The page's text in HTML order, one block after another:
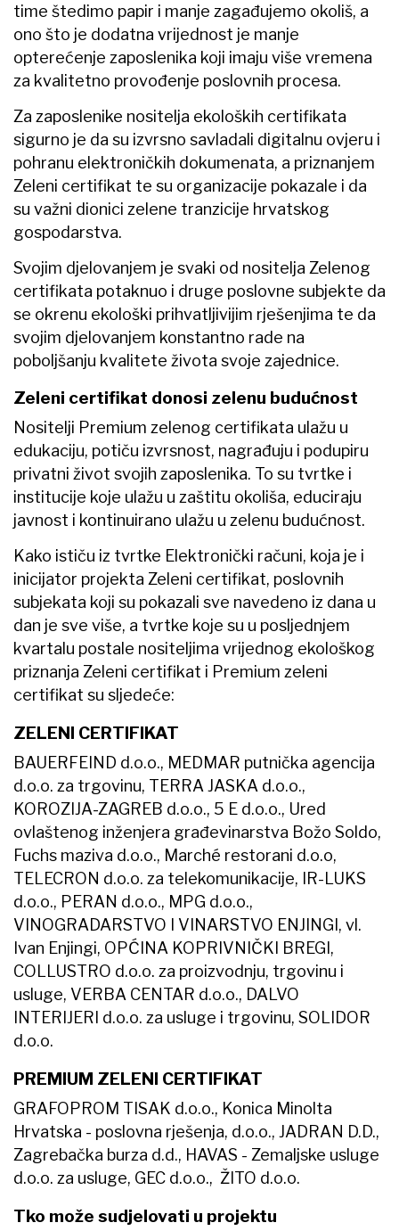
time štedimo papir i manje zagađujemo okoliš, a
ono što je dodatna vrijednost je manje
opterećenje zaposlenika koji imaju više vremena
za kvalitetno provođenje poslovnih procesa.
Za zaposlenike nositelja ekoloških certifikata
sigurno je da su izvrsno savladali digitalnu ovjeru i
pohranu elektroničkih dokumenata, a priznanjem
Zeleni certifikat te su organizacije pokazale i da
su važni dionici zelene tranzicije hrvatskog
gospodarstva.
Svojim djelovanjem je svaki od nositelja Zelenog
certifikata potaknuo i druge poslovne subjekte da
se okrenu ekološki prihvatljivijim rješenjima te da
svojim djelovanjem konstantno rade na
poboljšanju kvalitete života svoje zajednice.
Zeleni certifikat donosi zelenu budućnost
Nositelji Premium zelenog certifikata ulažu u
edukaciju, potiču izvrsnost, nagrađuju i podupiru
privatni život svojih zaposlenika. To su tvrtke i
institucije koje ulažu u zaštitu okoliša, educiraju
javnost i kontinuirano ulažu u zelenu budućnost.
Kako ističu iz tvrtke Elektronički računi, koja je i
inicijator projekta Zeleni certifikat, poslovnih
subjekata koji su pokazali sve navedeno iz dana u
dan je sve više, a tvrtke koje su u posljednjem
kvartalu postale nositeljima vrijednog ekološkog
priznanja Zeleni certifikat i Premium zeleni
certifikat su sljedeće:
ZELENI CERTIFIKAT
BAUERFEIND d.o.o., MEDMAR putnička agencija
d.o.o. za trgovinu, TERRA JASKA d.o.o.,
KOROZIJA-ZAGREB d.o.o., 5 E d.o.o., Ured
ovlaštenog inženjera građevinarstva Božo Soldo,
Fuchs maziva d.o.o., Marché restorani d.o.o,
TELECRON d.o.o. za telekomunikacije, IR-LUKS
d.o.o., PERAN d.o.o., MPG d.o.o.,
VINOGRADARSTVO I VINARSTVO ENJINGI, vl.
Ivan Enjingi, OPĆINA KOPRIVNIČKI BREGI,
COLLUSTRO d.o.o. za proizvodnju, trgovinu i
usluge, VERBA CENTAR d.o.o., DALVO
INTERIJERI d.o.o. za usluge i trgovinu, SOLIDOR
d.o.o.
PREMIUM ZELENI CERTIFIKAT
GRAFOPROM TISAK d.o.o., Konica Minolta
Hrvatska - poslovna rješenja, d.o.o., JADRAN D.D.,
Zagrebačka burza d.d., HAVAS - Zemaljske usluge
d.o.o. za usluge, GEC d.o.o., ŽITO d.o.o.
Tko može sudjelovati u projektu